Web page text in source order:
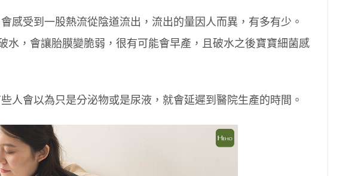
感受到一股熱流從陰道流出，流出的量因人而異，有多有少。
水，會讓胎膜變脆弱，很有可能會早產，且破水之後寶寶細菌感
人會以為只是分泌物或是尿液，就會延遲到醫院生產的時間。